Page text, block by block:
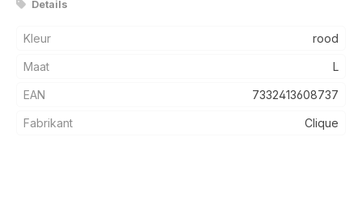
Details
Kleur rood
Maat L
EAN 7332413608737
Fabrikant Clique